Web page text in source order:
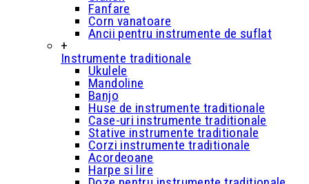
Fanfare
Corn vanatoare
Ancii pentru instrumente de suflat
+
Instrumente traditionale
Ukulele
Mandoline
Banjo
Huse de instrumente traditionale
Case-uri instrumente traditionale
Stative instrumente traditionale
Corzi instrumente traditionale
Acordeoane
Harpe si lire